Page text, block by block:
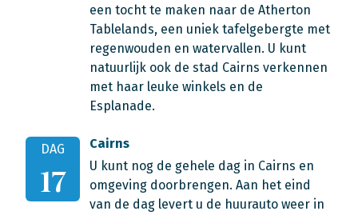
een tocht te maken naar de Atherton
Tablelands, een uniek tafelgebergte met
regenwouden en watervallen. U kunt
natuurlijk ook de stad Cairns verkennen
met haar leuke winkels en de
Esplanade.
DAG
17
Cairns
U kunt nog de gehele dag in Cairns en
omgeving doorbrengen. Aan het eind
van de dag levert u de huurauto weer in